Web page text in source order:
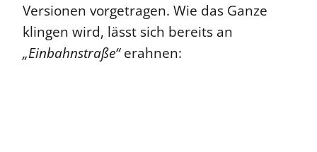
Versionen vorgetragen. Wie das Ganze
klingen wird, lässt sich bereits an
„Einbahnstraße“erahnen: